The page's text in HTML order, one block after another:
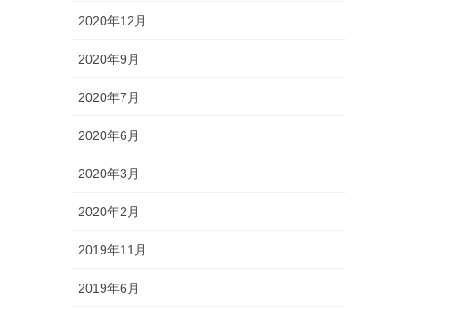
2020年12月
2020年9月
2020年7月
2020年6月
2020年3月
2020年2月
2019年11月
2019年6月